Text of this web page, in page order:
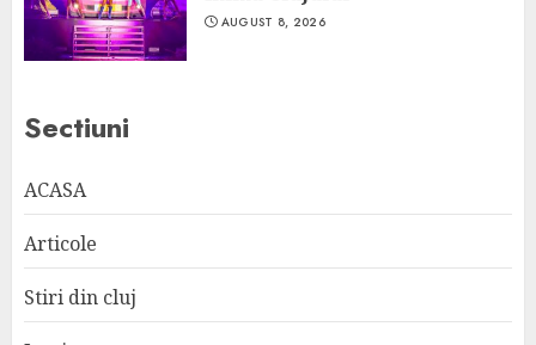
AUGUST 8, 2026
Sectiuni
ACASA
Articole
Stiri din cluj